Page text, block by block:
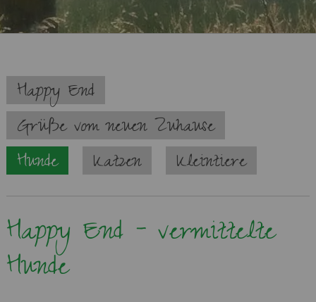
Navigation
überspringen
Happy End
Grüße vom neuen Zuhause
Hunde
Katzen Kleintiere
Happy End - vermittelte
Hunde